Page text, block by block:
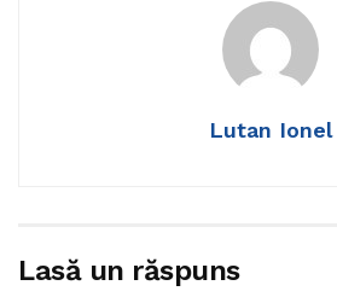
Lutan Ionel
Lasă un răspuns